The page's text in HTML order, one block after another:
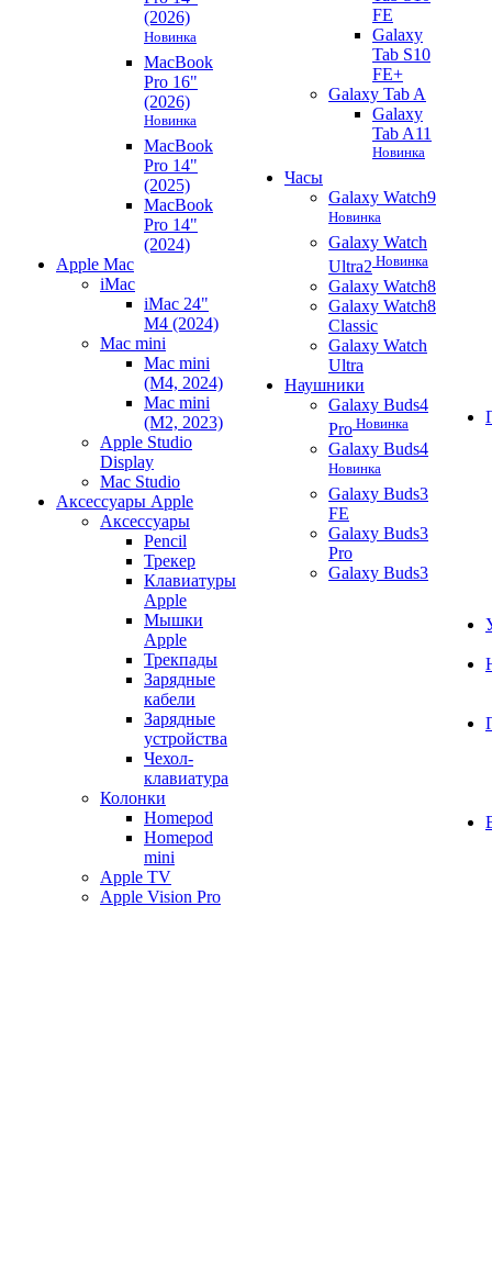
(2026)
Новинка
MacBook
Pro 16"
(2026)
Новинка
MacBook
Pro 14"
(2025)
MacBook
Pro 14"
(2024)
Apple Mac
iMac
iMac 24"
M4 (2024)
Mac mini
Mac mini
(M4, 2024)
Mac mini
(M2, 2023)
Apple Studio
Display
Mac Studio
Аксессуары Apple
Аксессуары
Pencil
Трекер
Клавиатуры
Apple
Мышки
Apple
Трекпады
Зарядные
кабели
Зарядные
устройства
Чехол-
клавиатура
Колонки
Homepod
Homepod
mini
Apple TV
Apple Vision Pro
FE
Galaxy
Tab S10
FE+
Galaxy Tab A
Galaxy
Tab A11
Новинка
Часы
Galaxy Watch9
Новинка
Galaxy Watch
Ultra2 Новинка
Galaxy Watch8
Galaxy Watch8
Classic
Galaxy Watch
Ultra
Наушники
Galaxy Buds4
Pro Новинка
Galaxy Buds4
Новинка
Galaxy Buds3
FE
Galaxy Buds3
Pro
Galaxy Buds3